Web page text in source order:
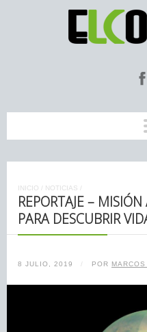
INICIO / NOTICIAS /
REPORTAJE –
PARA DESCUBRIR
8 JULIO, 2019 / POR MARCOS